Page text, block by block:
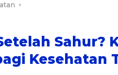
Sahur?
Kesehatan